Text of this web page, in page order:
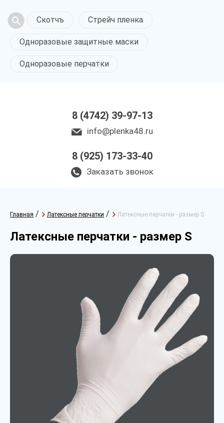
Скотчъ Стрейч пленка
Одноразовые защитные маски
Одноразовые перчатки
8 (4742) 39-97-13
info@plenka48.ru
8 (925) 173-33-40
Заказать звонок
Главная / Латексные перчатки / Латексные перчатки - размер S
Латексные перчатки - размер S